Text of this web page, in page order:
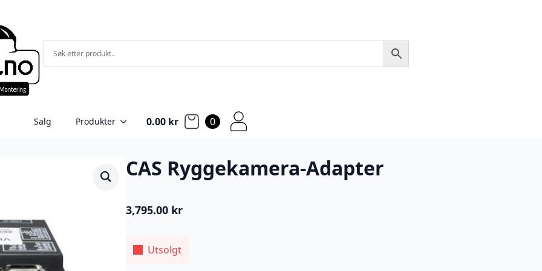
Salg Produkter 0.00 kr 0
CAS Ryggekamera-Adapter
3,795.00 kr
Utsolgt